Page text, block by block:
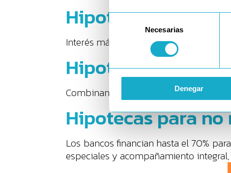
consentimiento
Necesarias
Denegar
Hipotecas de tipo
Interés más bajo al inicio, sujeto al
Hipotecas mixtas
Combinan estabilidad y flexibilidad:
Hipotecas para
Los bancos financian hasta el 70%
especiales y acompañamiento